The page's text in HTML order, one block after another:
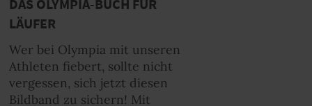
DAS OLYMPIA-BUCH FÜR
LÄUFER
Wer bei Olympia mit unseren
Athleten fiebert, sollte nicht
vergessen, sich jetzt diesen
Bildband zu sichern! Mit